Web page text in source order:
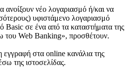
ανοίξουν νέο λογαριασμό ή/και να
υφιστάμενο λογαριασμό
Basic σε ένα από τα καταστήματα της
του Web Banking», προσθέτουν.
εγγραφή στα online κανάλια της
της ιστοσελίδας.